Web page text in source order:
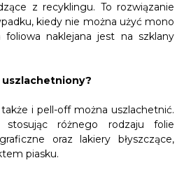
z recyklingu. To rozwiązanie
kiedy nie można użyć mono
foliowa naklejana jest na szklany
i pell-off można uszlachetnić.
różnego rodzaju folie
oraz lakiery błyszczące,
piasku.